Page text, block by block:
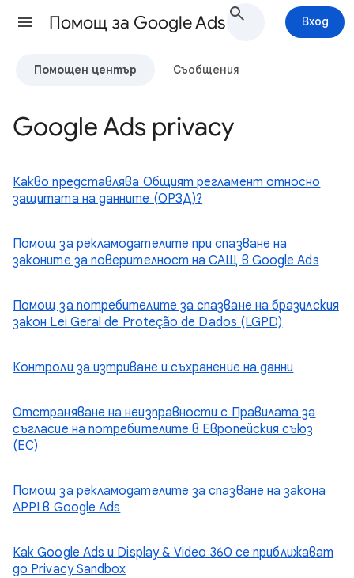
Помощ за Google Ads Вход
Помощен център Съобщения
Google Ads privacy
Какво представлява Общият регламент относно
защитата на данните (ОРЗД)?
Помощ за рекламодателите при спазване на
законите за поверителност на САЩ в Google Ads
Помощ за потребителите за спазване на бразилския
закон Lei Geral de Proteção de Dados (LGPD)
Контроли за изтриване и съхранение на данни
Отстраняване на неизправности с Правилата за
съгласие на потребителите в Европейския съюз
(ЕС)
Помощ за рекламодателите за спазване на закона
APPI в Google Ads
Как Google Ads и Display & Video 360 се приближават
до Privacy Sandbox